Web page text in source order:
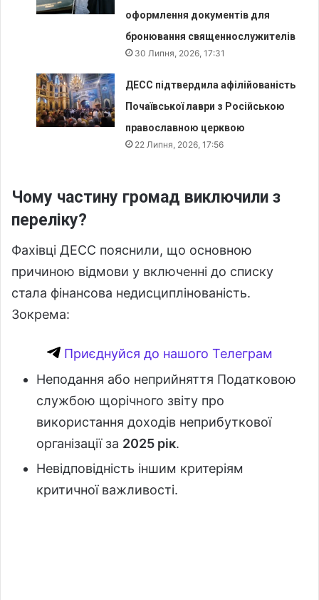
оформлення документів для
бронювання священнослужителів
30 Липня, 2026, 17:31
ДЕСС підтвердила афілійованість
Почаївської лаври з Російською
православною церквою
22 Липня, 2026, 17:56
Чому частину громад виключили з
переліку?
Фахівці ДЕСС пояснили, що основною
причиною відмови у включенні до списку
стала фінансова недисциплінованість.
Зокрема:
Приєднуйся до нашого Телеграм
Неподання або неприйняття Податковою
службою щорічного звіту про
використання доходів неприбуткової
організації за 2025 рік.
Невідповідність іншим критеріям
критичної важливості.